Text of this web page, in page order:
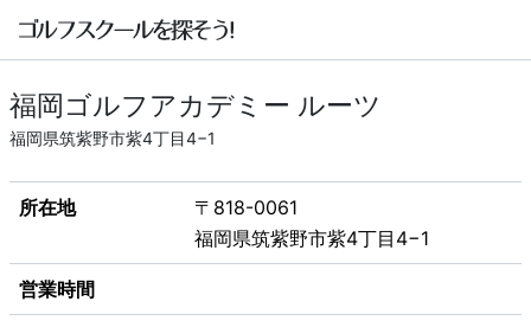
福岡ゴルフアカデミー ルーツ
福岡県筑紫野市紫4丁目4−1
所在地
〒818-0061
福岡県筑紫野市紫4丁目4−1
営業時間